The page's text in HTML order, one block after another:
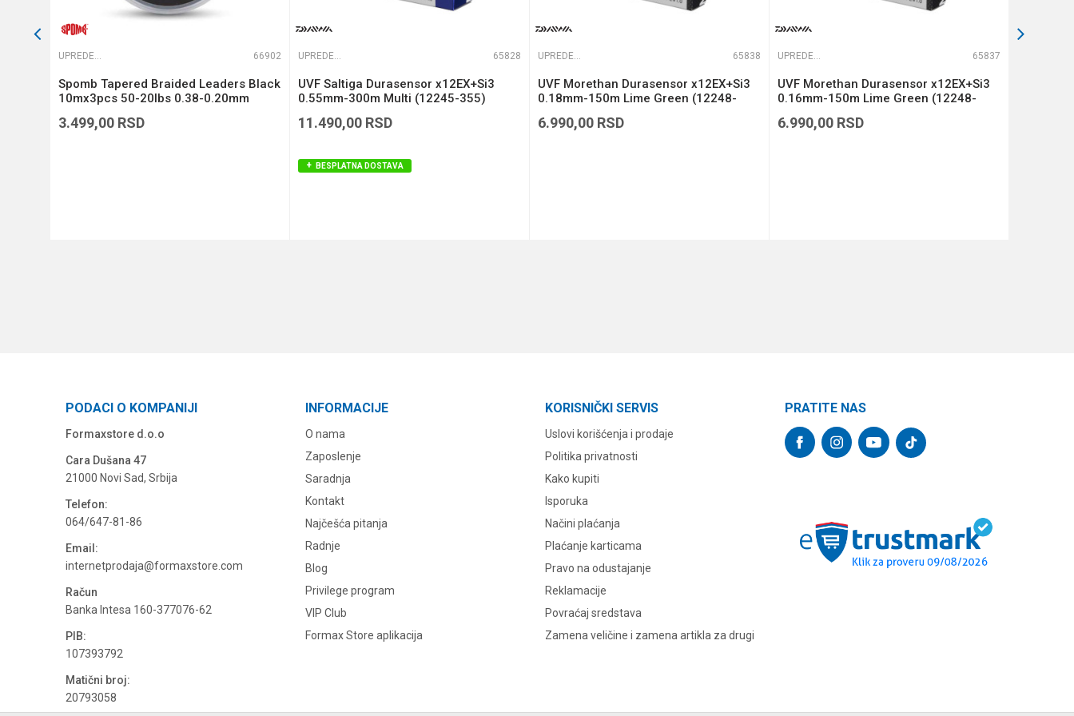
UPREDENE STRUNE 66902
Spomb Tapered Braided Leaders Black
10mx3pcs 50-20lbs 0.38-0.20mm
3.499,00 RSD
UPREDENE STRUNE 65828
UVF Saltiga Durasensor x12EX+Si3
0.55mm-300m Multi (12245-355)
11.490,00 RSD
BESPLATNA DOSTAVA
UPREDENE STRUNE 65838
UVF Morethan Durasensor x12EX+Si3
0.18mm-150m Lime Green (12248-
6.990,00 RSD
UPREDENE STRUNE 65837
UVF Morethan Durasensor x12EX+Si3
0.16mm-150m Lime Green (12248-
6.990,00 RSD
PODACI O KOMPANIJI
Formaxstore d.o.o
Cara Dušana 47
21000 Novi Sad, Srbija
Telefon:
064/647-81-86
Email:
internetprodaja@formaxstore.com
Račun
Banka Intesa 160-377076-62
PIB:
107393792
Matični broj:
20793058
INFORMACIJE
O nama
Zaposlenje
Saradnja
Kontakt
Najčešća pitanja
Radnje
Blog
Privilege program
VIP Club
Formax Store aplikacija
KORISNIČKI SERVIS
Uslovi korišćenja i prodaje
Politika privatnosti
Kako kupiti
Isporuka
Načini plaćanja
Plaćanje karticama
Pravo na odustajanje
Reklamacije
Povraćaj sredstava
Zamena veličine i zamena artikla za drugi
PRATITE NAS